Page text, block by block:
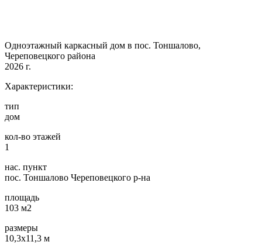
Одноэтажный каркасный дом в пос. Тоншалово,
Череповецкого района
2026 г.
Характеристики:
тип
дом
кол-во этажей
1
нас. пункт
пос. Тоншалово Череповецкого р-на
площадь
103 м2
размеры
10,3х11,3 м